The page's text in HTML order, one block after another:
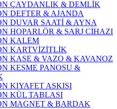
ÇAYDANLIK & DEMLİK
DEFTER & AJANDA
DUVAR SAATİ & AYNA
HOPARLÖR & SARJ CİHAZI
KALEM
KARTVİZİTLİK
KASE & VAZO & KAVANOZ
KESME PANOSU &
KIYAFET ASKISI
KÜL TABLASI
MAGNET & BARDAK